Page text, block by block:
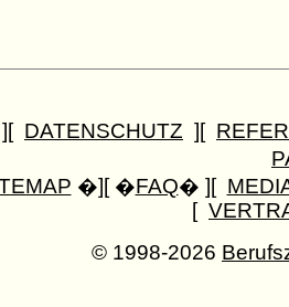
][ DATENSCHUTZ ][
�][ �FAQ� ][
[
© 1998-2026